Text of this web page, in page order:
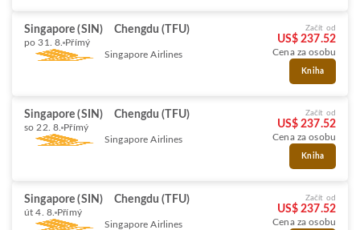
Singapore (SIN) Chengdu (TFU)
po 31. 8. Přímý
Singapore Airlines
Začít od
US$ 237.52
Cena za osobu
Kniha
Singapore (SIN) Chengdu (TFU)
so 22. 8. Přímý
Singapore Airlines
Začít od
US$ 237.52
Cena za osobu
Kniha
Singapore (SIN) Chengdu (TFU)
út 4. 8. Přímý
Singapore Airlines
Začít od
US$ 237.52
Cena za osobu